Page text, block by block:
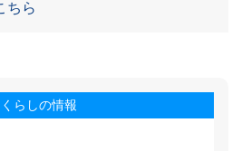
ちら
くらしの情報